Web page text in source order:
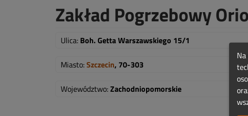
Zakład Pogrzebowy
Ulica: Boh. Getta Warszawskiego 15/1
Miasto:Szczecin, 70-303
Województwo:Zachodniopomorskie